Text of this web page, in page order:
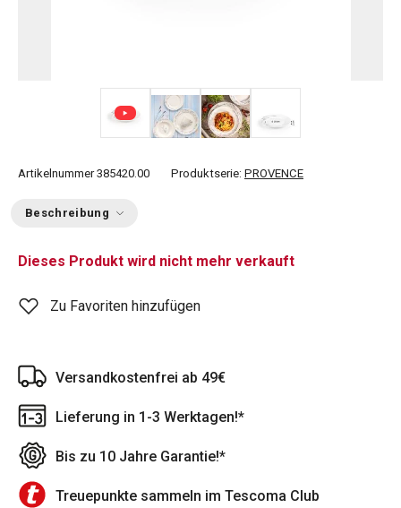
Artikelnummer 385420.00 Produktserie: PROVENCE
Beschreibung
Dieses Produkt wird nicht mehr verkauft
Zu Favoriten hinzufügen
Versandkostenfrei ab 49€
Lieferung in 1-3 Werktagen!*
Bis zu 10 Jahre Garantie!*
Treuepunkte sammeln im Tescoma Club